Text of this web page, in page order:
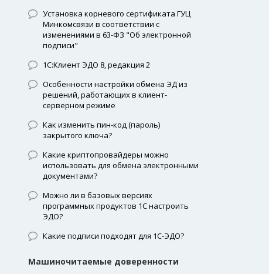
Установка корневого сертификата ГУЦ
Минкомсвязи в соответствии с
изменениями в 63-ФЗ "Об электронной
подписи"
1С:Клиент ЭДО 8, редакция 2
Особенности настройки обмена ЭД из
решений, работающих в клиент-
серверном режиме
Как изменить пин-код (пароль)
закрытого ключа?
Какие криптопровайдеры можно
использовать для обмена электронными
документами?
Можно ли в базовых версиях
программных продуктов 1С настроить
ЭДО?
Какие подписи подходят для 1С-ЭДО?
Машиночитаемые доверенности